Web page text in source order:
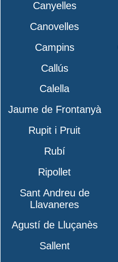
Canyelles
Canovelles
Campins
Callús
Calella
Jaume de Frontanyà
Rupit i Pruit
Rubí
Ripollet
Sant Andreu de
Llavaneres
Agustí de Lluçanès
Sallent